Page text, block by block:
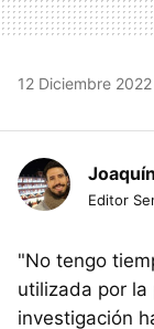
12 Diciembre 2022
Editor
"No tengo
utilizada por la
investigación